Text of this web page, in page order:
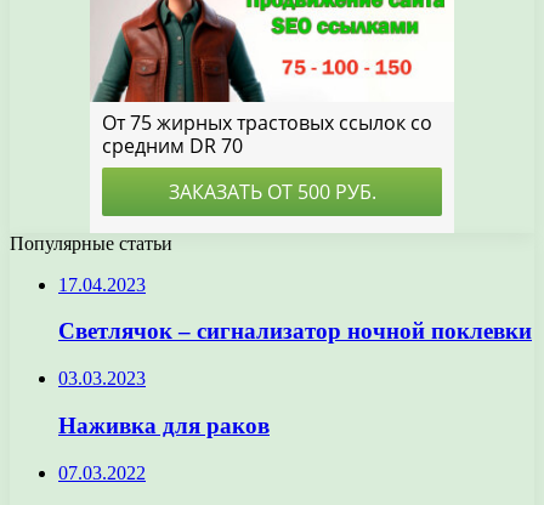
Популярные статьи
17.04.2023
Светлячок – сигнализатор ночной поклевки
03.03.2023
Наживка для раков
07.03.2022